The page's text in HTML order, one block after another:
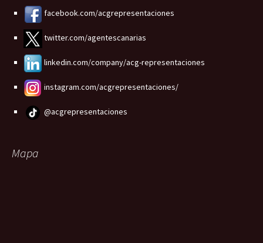
facebook.com/acgrepresentaciones
twitter.com/agentescanarias
linkedin.com/company/acg-representaciones
instagram.com/acgrepresentaciones/
@acgrepresentaciones
Mapa